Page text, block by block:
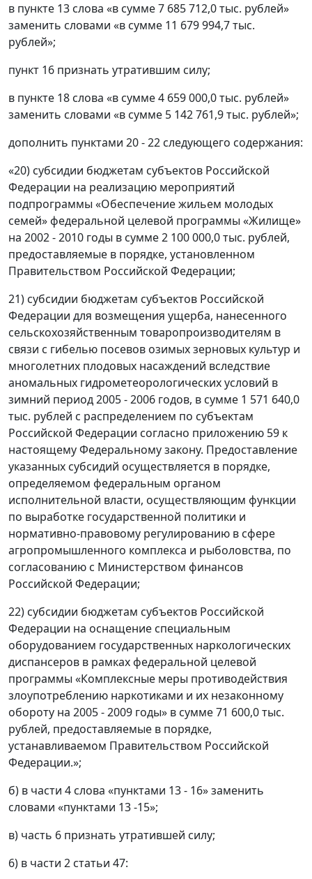
в пункте 13 слова «в сумме 7 685 712,0 тыс. рублей»
заменить словами «в сумме 11 679 994,7 тыс.
рублей»;
пункт 16 признать утратившим силу;
в пункте 18 слова «в сумме 4 659 000,0 тыс. рублей»
заменить словами «в сумме 5 142 761,9 тыс. рублей»;
дополнить пунктами 20 - 22 следующего содержания:
«20) субсидии бюджетам субъектов Российской
Федерации на реализацию мероприятий
подпрограммы «Обеспечение жильем молодых
семей» федеральной целевой программы «Жилище»
на 2002 - 2010 годы в сумме 2 100 000,0 тыс. рублей,
предоставляемые в порядке, установленном
Правительством Российской Федерации;
21) субсидии бюджетам субъектов Российской
Федерации для возмещения ущерба, нанесенного
сельскохозяйственным товаропроизводителям в
связи с гибелью посевов озимых зерновых культур и
многолетних плодовых насаждений вследствие
аномальных гидрометеорологических условий в
зимний период 2005 - 2006 годов, в сумме 1 571 640,0
тыс. рублей с распределением по субъектам
Российской Федерации согласно приложению 59 к
настоящему Федеральному закону. Предоставление
указанных субсидий осуществляется в порядке,
определяемом федеральным органом
исполнительной власти, осуществляющим функции
по выработке государственной политики и
нормативно-правовому регулированию в сфере
агропромышленного комплекса и рыболовства, по
согласованию с Министерством финансов
Российской Федерации;
22) субсидии бюджетам субъектов Российской
Федерации на оснащение специальным
оборудованием государственных наркологических
диспансеров в рамках федеральной целевой
программы «Комплексные меры противодействия
злоупотреблению наркотиками и их незаконному
обороту на 2005 - 2009 годы» в сумме 71 600,0 тыс.
рублей, предоставляемые в порядке,
устанавливаемом Правительством Российской
Федерации.»;
б) в части 4 слова «пунктами 13 - 16» заменить
словами «пунктами 13 -15»;
в) часть 6 признать утратившей силу;
6) в части 2 статьи 47: